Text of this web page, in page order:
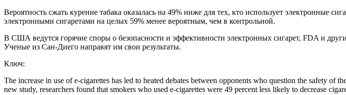
Вероятность сжать курение табака оказалась на 49% ниже для тех, кто использует электронные
электронными сигаретами на целых 59% менее вероятным, чем в контрольной.
В США ведутся горячие споры о безопасности и эффективности электронных сигарет, FDA и
Ученые из Сан-Диего направят им свои результаты.
Ключ:
The increase in use of e-cigarettes has led to heated debates between opponents who question the safety of
new study, researchers found that smokers who used e-cigarettes were 49 percent less likely to decrease